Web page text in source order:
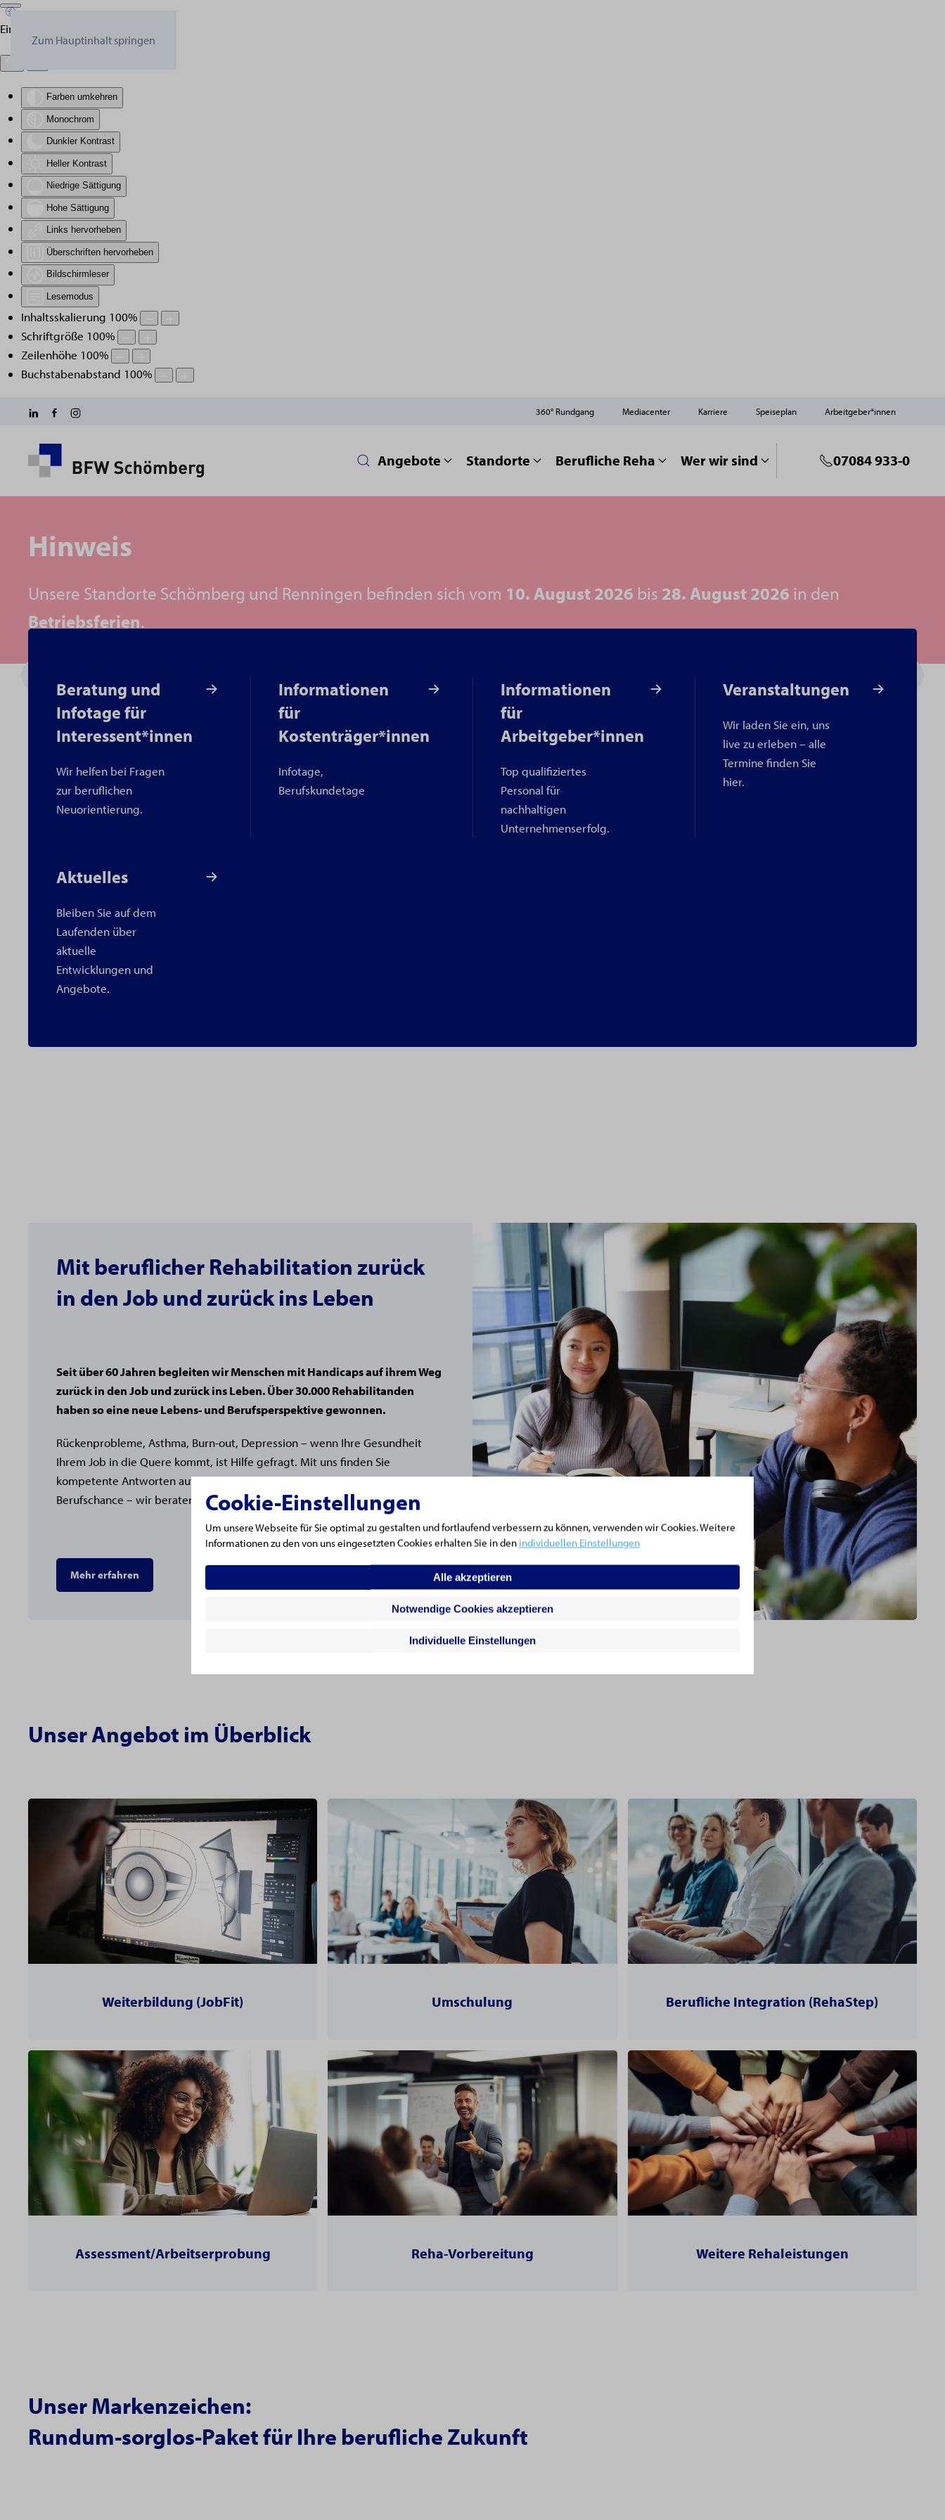
Eingabehilfen öffnen
Farben umkehren
Monochrom
Dunkler Kontrast
Heller Kontrast
Niedrige Sättigung
Hohe Sättigung
Links hervorheben
Überschriften hervorheben
Bildschirmleser
Lesemodus
Inhaltsskalierung 100%
Schriftgröße 100%
Zeilenhöhe 100%
Buchstabenabstand 100%
Zum Hauptinhalt springen
360° Rundgang Mediacenter Karriere Speiseplan Arbeitgeber*innen
Angebote Standorte Berufliche Reha Wer wir sind 07084 933-0
Hinweis
Unsere Standorte Schömberg und Renningen befinden sich vom 10. August 2026 bis 28. August 2026 in den
Betriebsferien.
beim BFW Schömberg
Beratung und
Infotage für
Interessent*innen
Wir helfen bei Fragen
zur beruflichen
Neuorientierung.
Informationen
für
Kostenträger*innen
Infotage,
Berufskundetage
Informationen
für
Arbeitgeber*innen
Top qualifiziertes
Personal für
nachhaltigen
Unternehmenserfolg.
Veranstaltungen
Wir laden Sie ein, uns
live zu erleben – alle
Termine finden Sie
hier.
Aktuelles
Bleiben Sie auf dem
Laufenden über
aktuelle
Entwicklungen und
Angebote.
Mit beruflicher Rehabilitation zurück
in den Job und zurück ins Leben
Seit über 60 Jahren begleiten wir Menschen mit Handicaps auf ihrem Weg
zurück in den Job und zurück ins Leben. Über 30.000 Rehabilitanden
haben so eine neue Lebens- und Berufsperspektive gewonnen.
Rückenprobleme, Asthma, Burn-out, Depression – wenn Ihre Gesundheit
Ihrem Job in die Quere kommt, ist Hilfe gefragt. Mit uns finden Sie
kompetente Antworten auf wichtige Fragen. Nutzen Sie Ihre zweite
Berufschance – wir beraten Sie gerne.
Mehr erfahren
Unser Angebot im Überblick
Weiterbildung (JobFit) Umschulung Berufliche Integration (RehaStep)
Assessment/Arbeitserprobung Reha-Vorbereitung Weitere Rehaleistungen
Unser Markenzeichen:
Rundum-sorglos-Paket für Ihre berufliche Zukunft
Cookie-Einstellungen
Um unsere Webseite für Sie optimal zu gestalten und fortlaufend verbessern zu können, verwenden wir Cookies. Weitere
Informationen zu den von uns eingesetzten Cookies erhalten Sie in den individuellen Einstellungen
Alle akzeptieren
Notwendige Cookies akzeptieren
Individuelle Einstellungen